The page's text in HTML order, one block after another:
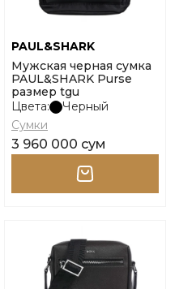
PAUL&SHARK
Мужская черная сумка
PAUL&SHARK Purse
размер tgu
Цвета:
Черный
Сумки
3 960 000 сум